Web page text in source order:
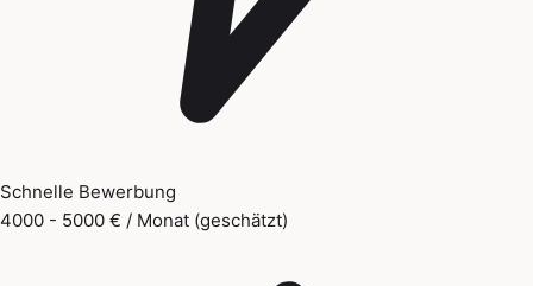
Schnelle Bewerbung
4000 - 5000 € / Monat (geschätzt)